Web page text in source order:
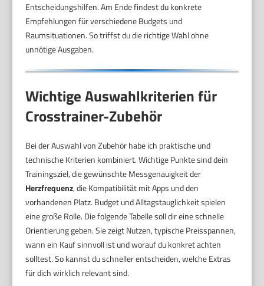
Entscheidungshilfen. Am Ende findest du konkrete
Empfehlungen für verschiedene Budgets und
Raumsituationen. So triffst du die richtige Wahl ohne
unnötige Ausgaben.
Wichtige Auswahlkriterien für
Crosstrainer-Zubehör
Bei der Auswahl von Zubehör habe ich praktische und
technische Kriterien kombiniert. Wichtige Punkte sind dein
Trainingsziel, die gewünschte Messgenauigkeit der
Herzfrequenz, die Kompatibilität mit Apps und den
vorhandenen Platz. Budget und Alltagstauglichkeit spielen
eine große Rolle. Die folgende Tabelle soll dir eine schnelle
Orientierung geben. Sie zeigt Nutzen, typische Preisspannen,
wann ein Kauf sinnvoll ist und worauf du konkret achten
solltest. So kannst du schneller entscheiden, welche Extras
für dich wirklich relevant sind.